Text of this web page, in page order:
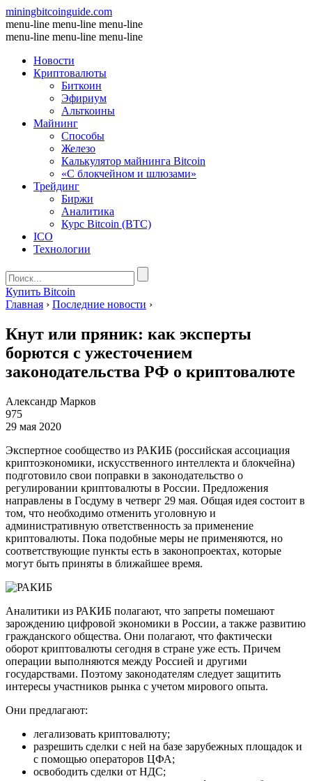
miningbitcoinguide.com
menu-line menu-line menu-line
menu-line menu-line menu-line
Новости
Криптовалюты
Биткоин
Эфириум
Альткоины
Майнинг
Способы
Железо
Калькулятор майнинга Bitcoin
«С блокчейном и шлюзами»
Трейдинг
Биржи
Аналитика
Курс Bitcoin (BTC)
ICO
Технологии
Купить Bitcoin
Главная › Последние новости ›
Кнут или пряник: как эксперты
борются с ужесточением
законодательства РФ о криптовалюте
Александр Марков
975
29 мая 2020
Экспертное сообщество из РАКИБ (российская ассоциация
криптоэкономики, искусственного интеллекта и блокчейна)
подготовило свои поправки в законодательство о
регулировании криптовалюты в России. Предложения
направлены в Госдуму в четверг 29 мая. Общая идея состоит в
том, что необходимо отменить уголовную и
административную ответственность за применение
криптовалюты. Пока подобные меры не применяются, но
соответствующие пункты есть в законопроектах, которые
могут быть приняты в ближайшее время.
Аналитики из РАКИБ полагают, что запреты помешают
зарождению цифровой экономики в России, а также развитию
гражданского общества. Они полагают, что фактически
оборот криптовалюты сегодня в стране уже есть. Причем
операции выполняются между Россией и другими
государствами. Поэтому законодателям следует защитить
интересы участников рынка с учетом мирового опыта.
Они предлагают:
легализовать криптовалюту;
разрешить сделки с ней на базе зарубежных площадок и
с помощью операторов ЦФА;
освободить сделки от НДС;